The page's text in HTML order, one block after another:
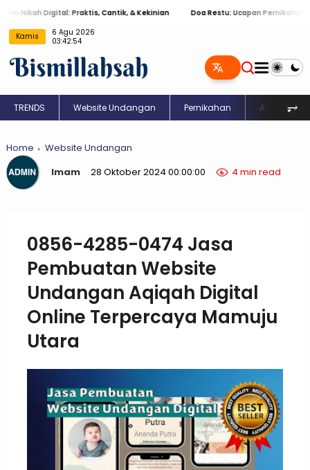
Digital: Praktis, Cantik, & Kekinian Doa Restu: Ucapan Pernikahan Islami
Kamis
6 Agu 2026
03:42:55
TRENDS Website Undangan Pernikahan Aqiqah⥅
Home
Website Undangan
Imam
28 Oktober 2024 00:00:00 4 min read
0856-4285-0474 Jasa
Pembuatan Website
Undangan Aqiqah Digital
Online Terpercaya Mamuju
Utara